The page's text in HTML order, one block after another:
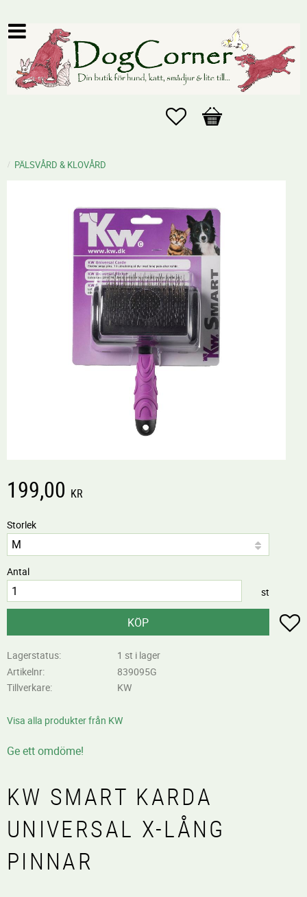
Favoriter
Kundvagn
PÄLSVÅRD & KLOVÅRD
199,00 KR
Storlek
Antal
st
KÖP
Lagerstatus
1 st i lager
Artikelnr
839095G
Tillverkare
KW
Visa alla produkter från KW
Ge ett omdöme!
KW SMART KARDA
UNIVERSAL X-LÅNG
PINNAR